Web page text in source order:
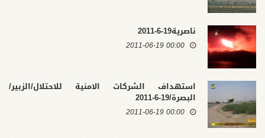
ناصرية19-6-2011
00:00 2011-06-19
استهداف الشركات الامنية للاحتلال/الزبير/
البصرة/19-6-2011
00:00 2011-06-19